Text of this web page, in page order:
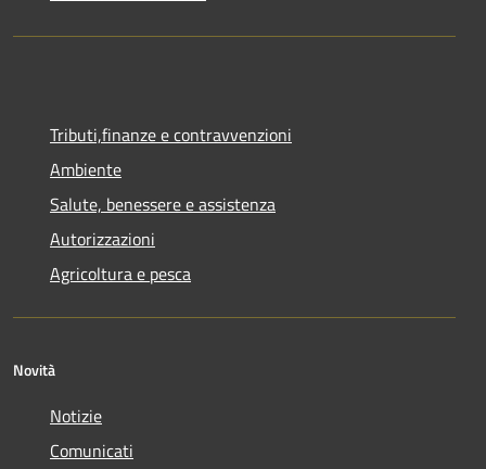
Tributi,finanze e contravvenzioni
Ambiente
Salute, benessere e assistenza
Autorizzazioni
Agricoltura e pesca
Novità
Notizie
Comunicati